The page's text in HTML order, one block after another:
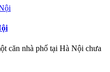
căn nhà phố tại Hà Nội chưa